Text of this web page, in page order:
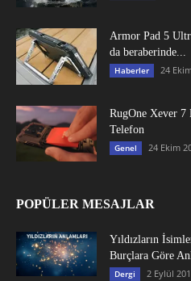
Armor Pad 5
da beraberinde...
Haberler 24
RugOne Xever 7
Telefon
Genel 24 Ekim
POPÜLER MESAJLAR
Yıldızların
Burçlara Göre
Dergi 2 Eylül